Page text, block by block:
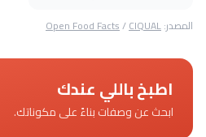
المصدر: Open Food Facts/CIQUAL
اطبخ باللي عندك
ابحث عن وصفات بناءً على مكوناتك.